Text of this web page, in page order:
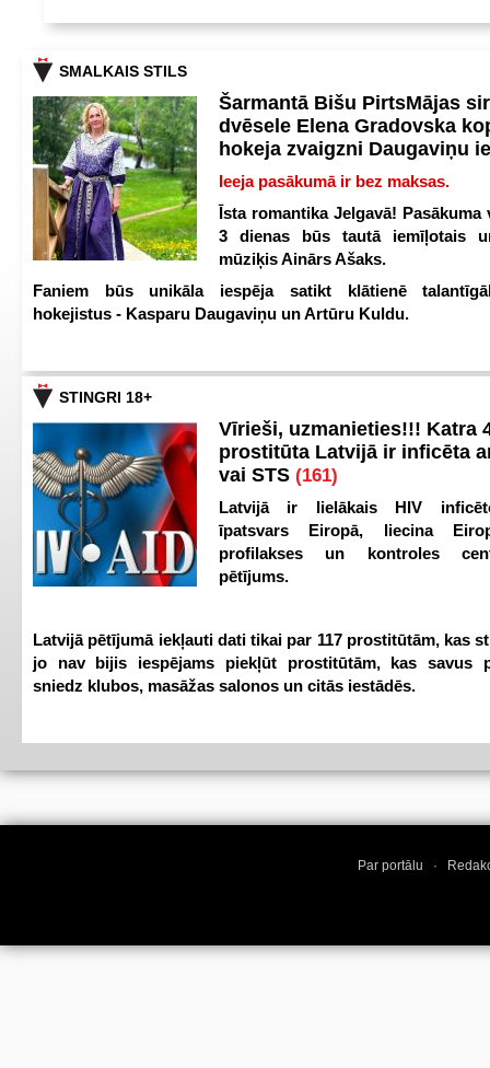
SMALKAIS STILS
Šarmantā Bišu PirtsMājas
dvēsele Elena Gradovska
hokeja zvaigzni Daugaviņu
Ieeja pasākumā ir bez maksas.
Īsta romantika Jelgavā! Pasākuma
3 dienas būs tautā iemīļotais
mūziķis Ainārs Ašaks.
Faniem būs unikāla iespēja satikt klātienē
hokejistus - Kasparu Daugaviņu un Artūru Kuldu.
STINGRI 18+
Vīrieši, uzmanieties!!! Katra
prostitūta Latvijā ir inficēta
vai STS (161)
Latvijā ir lielākais HIV
īpatsvars Eiropā, liecina
profilakses un kontroles
pētījums.
Latvijā pētījumā iekļauti dati tikai par 117 prostitūtām, kas
jo nav bijis iespējams piekļūt prostitūtām, kas savus
sniedz klubos, masāžas salonos un citās iestādēs.
Par portālu ·